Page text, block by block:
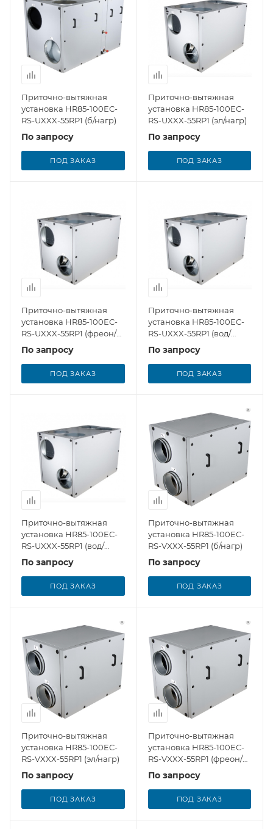
Приточно-вытяжная
установка HR85-100EC-
RS-UXXX-55RP1 (б/нагр)
По запросу
ПОД ЗАКАЗ
Приточно-вытяжная
установка HR85-100EC-
RS-UXXX-55RP1 (эл/нагр)
По запросу
ПОД ЗАКАЗ
Приточно-вытяжная
установка HR85-100EC-
RS-UXXX-55RP1 (фреон/
охл)
По запросу
ПОД ЗАКАЗ
Приточно-вытяжная
установка HR85-100EC-
RS-UXXX-55RP1 (вод/
нагр)
По запросу
ПОД ЗАКАЗ
Приточно-вытяжная
установка HR85-100EC-
RS-UXXX-55RP1 (вод/
нагр/охл)
По запросу
ПОД ЗАКАЗ
Приточно-вытяжная
установка HR85-100EC-
RS-VXXX-55RP1 (б/нагр)
По запросу
ПОД ЗАКАЗ
Приточно-вытяжная
установка HR85-100EC-
RS-VXXX-55RP1 (эл/нагр)
По запросу
ПОД ЗАКАЗ
Приточно-вытяжная
установка HR85-100EC-
RS-VXXX-55RP1 (фреон/
охл)
По запросу
ПОД ЗАКАЗ